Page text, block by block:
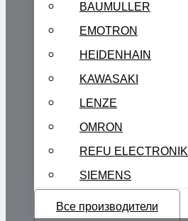
BAUMULLER
EMOTRON
HEIDENHAIN
KAWASAKI
LENZE
OMRON
REFU ELECTRONIK
SIEMENS
Все производители